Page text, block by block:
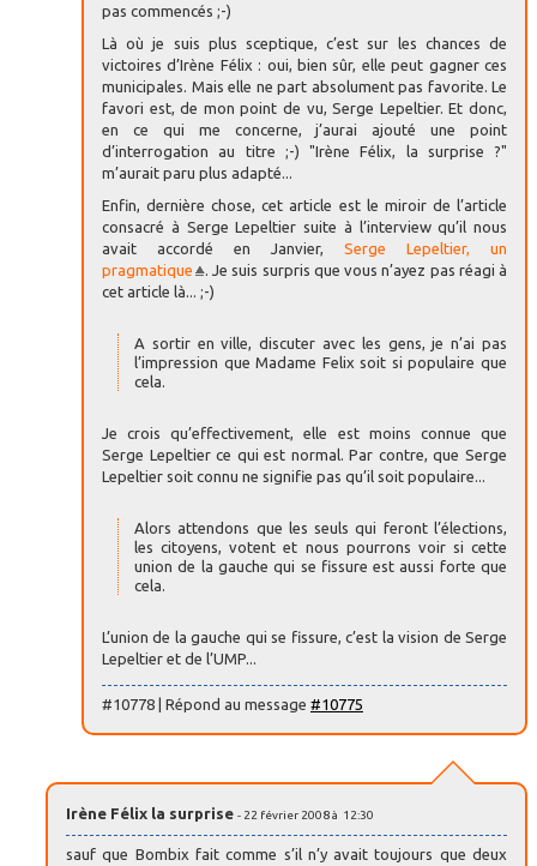
pas commencés ;-)
Là où je suis plus sceptique, c’est sur les chances de
victoires d’Irène Félix : oui, bien sûr, elle peut gagner ces
municipales. Mais elle ne part absolument pas favorite. Le
favori est, de mon point de vu, Serge Lepeltier. Et donc,
en ce qui me concerne, j’aurai ajouté une point
d’interrogation au titre ;-) "Irène Félix, la surprise ?"
m’aurait paru plus adapté...
Enfin, dernière chose, cet article est le miroir de l’article
consacré à Serge Lepeltier suite à l’interview qu’il nous
avait accordé en Janvier, Serge Lepeltier, un
pragmatique
. Je suis surpris que vous n’ayez pas réagi à
cet article là... ;-)
A sortir en ville, discuter avec les gens, je n’ai pas
l’impression que Madame Felix soit si populaire que
cela.
Je crois qu’effectivement, elle est moins connue que
Serge Lepeltier ce qui est normal. Par contre, que Serge
Lepeltier soit connu ne signifie pas qu’il soit populaire...
Alors attendons que les seuls qui feront l’élections,
les citoyens, votent et nous pourrons voir si cette
union de la gauche qui se fissure est aussi forte que
cela.
L’union de la gauche qui se fissure, c’est la vision de Serge
Lepeltier et de l’UMP...
#10778 | Répond au message #10775
Irène Félix la surprise - 22 février 2008 à 12:30
sauf que Bombix fait comme s’il n’y avait toujours que deux